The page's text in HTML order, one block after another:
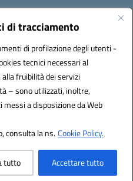
di tracciamento
di profilazione degli utenti -
tecnici necessari al
fruibilità dei servizi
– sono utilizzati, inoltre,
a disposizione da Web
consulta la ns.Cookie Policy.
tutto Accettare tutto
3D Solution S.r.l.
by Designers Italia